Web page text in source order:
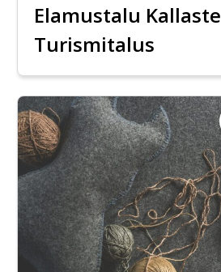
Elamustalu Kallaste
Turismitalus